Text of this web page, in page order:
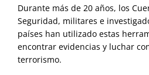
Durante más de 20 años, los
Seguridad, militares e
países han utilizado estas
encontrar evidencias y luchar
terrorismo.